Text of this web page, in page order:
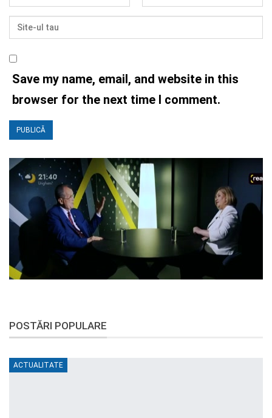
Save my name, email, and website in this
browser for the next time I comment.
POSTĂRI POPULARE
ACTUALITATE